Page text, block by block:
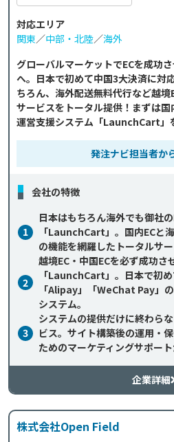
対応エリア
関東／中部・北陸／海外
グローバルマーケットでECを成功
へ。日本で初めて中国3大決済に対
ちろん、海外配送無料代行など越境
サービスをトータル提供！まずは国
運営支援システム「LaunchCart」
発注ナビ担当者か
会社の特徴
1
日本はもちろん海外でも御社
「LaunchCart」。国内ECと
の機能を網羅したトータルサー
2
越境EC・中国ECを必ず成功さ
「LaunchCart」。日本で初め
「Alipay」「WeChat Pay」
システム。
3
システムの提供だけに終わら
ビス。サイト構築後の運用・
ためのマーケティングサポート
企業詳細
株式会社Open Field